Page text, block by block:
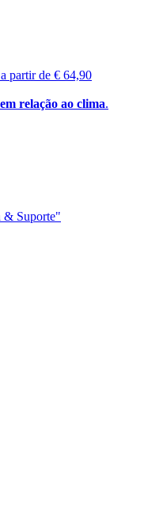
a partir de € 64,90
relação ao clima.
& Suporte"